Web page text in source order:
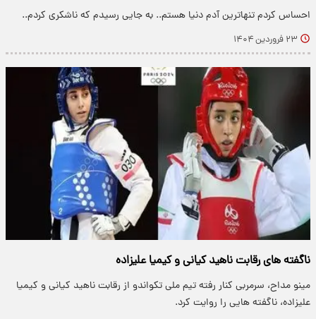
احساس کردم تنها‌ترین آدم دنیا هستم.. به جایی رسیدم که ناشکری کردم..
۲۳ فروردین ۱۴۰۴
ناگفته های رقابت ناهید کیانی و کیمیا علیزاده
مینو مداح، سرمربی کنار رفته تیم‌ ملی تکواندو از رقابت ناهید کیانی و کیمیا
علیزاده، ناگفته هایی را روایت کرد.